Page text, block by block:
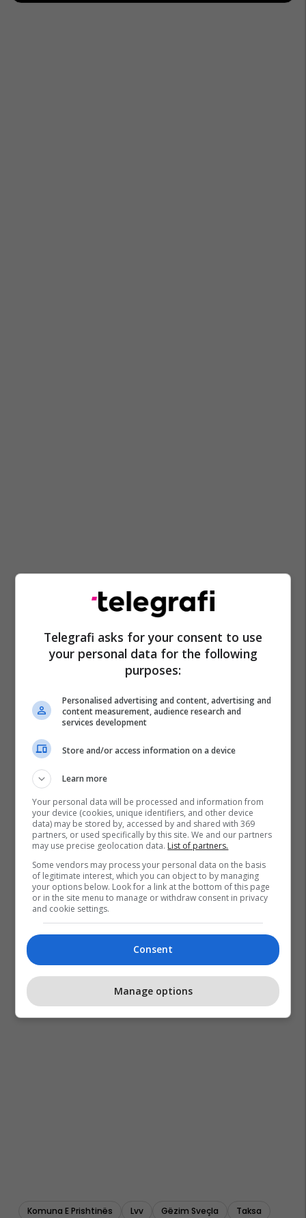
Komuna E Prishtinës Lvv Gëzim Sveçla Taksa
Telegrafi asks for your consent to use
your personal data for the following
purposes:
Personalised advertising and content, advertising and
content measurement, audience research and
services development
Store and/or access information on a device
Learn more
Your personal data will be processed and information from
your device (cookies, unique identifiers, and other device
data) may be stored by, accessed by and shared with 369
partners, or used specifically by this site. We and our partners
may use precise geolocation data. List of partners.
Some vendors may process your personal data on the basis
of legitimate interest, which you can object to by managing
your options below. Look for a link at the bottom of this page
or in the site menu to manage or withdraw consent in privacy
and cookie settings.
Consent
Manage options